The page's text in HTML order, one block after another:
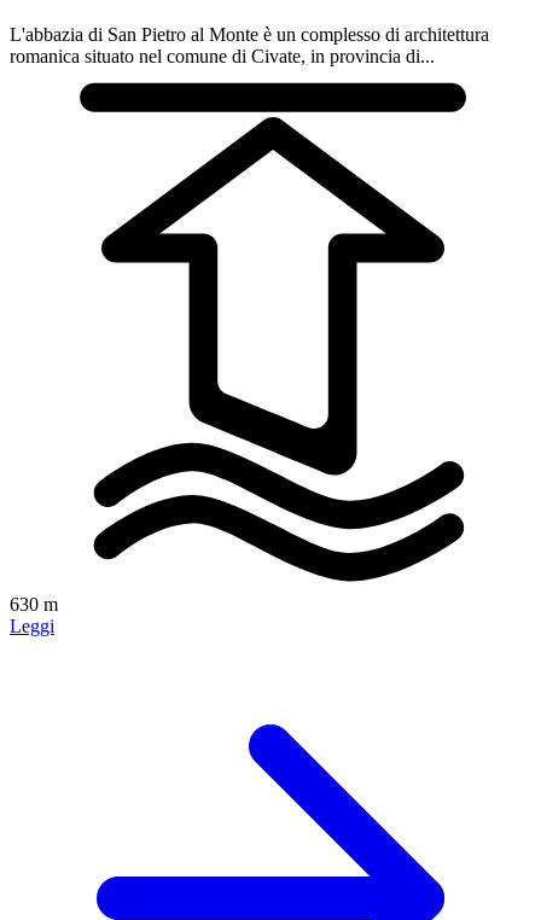
L'abbazia di San Pietro al Monte è un complesso di architettura
romanica situato nel comune di Civate, in provincia di...
630 m
Leggi